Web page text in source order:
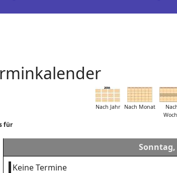
Nach Jahr Nach Monat
für
Sonntag,
Keine Termine